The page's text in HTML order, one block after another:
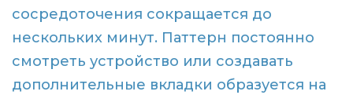
сосредоточения сокращается до
нескольких минут. Паттерн постоянно
смотреть устройство или создавать
дополнительные вкладки образуется на